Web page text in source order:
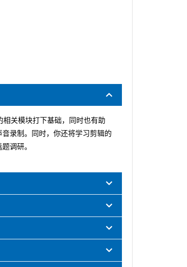
关模块打下基础，同时也有助
录制。同时，你还将学习剪辑的
调研。